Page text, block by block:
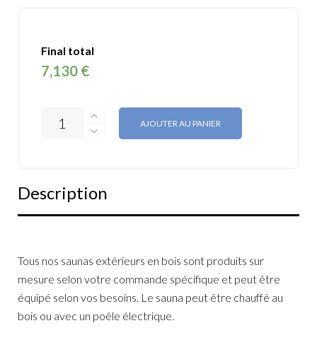
Final total
7,130 €
AJOUTER AU PANIER
Description
Tous nos saunas extérieurs en bois sont produits sur
mesure selon votre commande spécifique et peut être
équipé selon vos besoins. Le sauna peut être chauffé au
bois ou avec un poêle électrique.